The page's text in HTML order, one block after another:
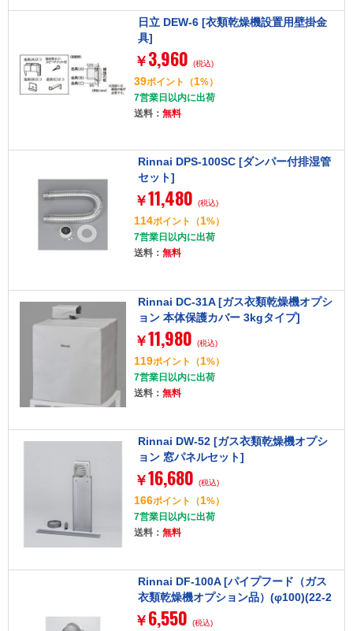
日立 DEW-6 [衣類乾燥機設置用壁掛金
具]
￥ 3,960 (税込)
39ポイント （1%）
7営業日以内に出荷
送料： 無料
Rinnai DPS-100SC [ダンパー付排湿管
セット]
￥11,480 (税込)
114ポイント （1%）
7営業日以内に出荷
送料： 無料
Rinnai DC-31A [ガス衣類乾燥機オプシ
ョン 本体保護カバー 3kgタイプ]
￥11,980 (税込)
119ポイント （1%）
7営業日以内に出荷
送料： 無料
Rinnai DW-52 [ガス衣類乾燥機オプシ
ョン 窓パネルセット]
￥16,680 (税込)
166ポイント （1%）
7営業日以内に出荷
送料： 無料
Rinnai DF-100A [パイプフード（ガス
衣類乾燥機オプション品）(φ100)(22-2
027)]
￥ 6,550 (税込)